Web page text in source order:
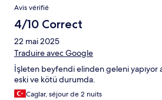
Avis vérifié
4/10 Correct
22 mai 2025
Traduire avec Google
İşleten beyfendi elinden geleni yapıyor
eski ve kötü durumda.
Caglar, séjour de 2 nuits